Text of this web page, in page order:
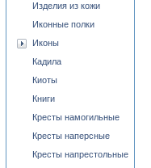
Изделия из кожи
Иконные полки
Иконы
Кадила
Киоты
Книги
Кресты намогильные
Кресты наперсные
Кресты напрестольные